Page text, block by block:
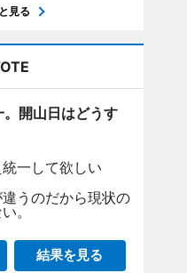
見る
開山日はどうす
一して欲しい
うのだから現状の
。
結果を見る